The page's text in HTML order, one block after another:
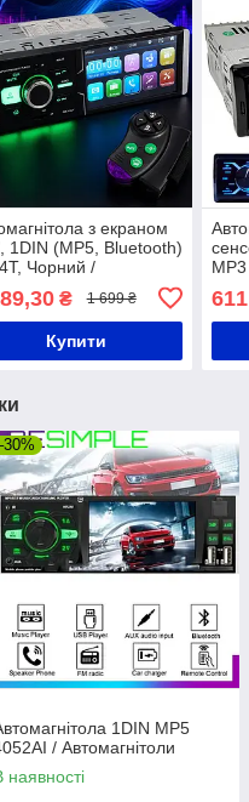
з екраном
1DIN (MP5, Bluetooth)
Чорний /
магнітола /
в машину
₴ 1 699 ₴
Купити
1DIN MP5
/ Автомагнітоли
наявності